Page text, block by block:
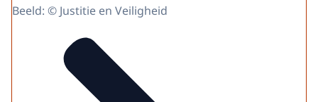
Beeld: © Justitie en Veiligheid